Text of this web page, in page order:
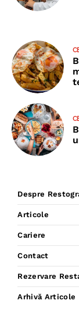
Despre
Articole
Cariere
Contact
Rezervare
Arhivă Articole